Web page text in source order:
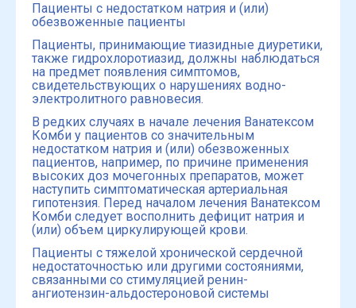
Пациенты с недостатком натрия и (или)
обезвоженные пациенты
Пациенты, принимающие тиазидные диуретики,
также гидрохлоротиазид, должны наблюдаться
на предмет появления симптомов,
свидетельствующих о нарушениях водно-
электролитного равновесия.
В редких случаях в начале лечения Ванатексом
Комби у пациентов со значительным
недостатком натрия и (или) обезвоженных
пациентов, например, по причине применения
высоких доз мочегонных препаратов, может
наступить симптоматическая артериальная
гипотензия. Перед началом лечения Ванатексом
Комби следует восполнить дефицит натрия и
(или) объем циркулирующей крови.
Пациенты с тяжелой хронической сердечной
недостаточностью или другими состояниями,
связанными со стимуляцией ренин-
ангиотензин-альдостероновой системы